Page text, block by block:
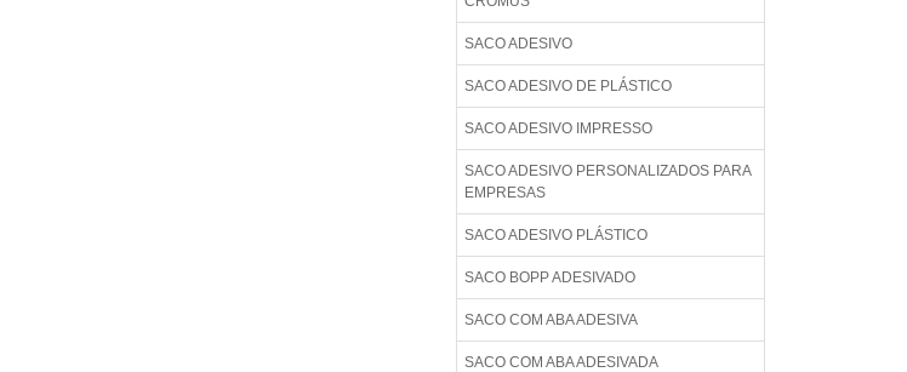
SACO ADESIVO
SACO ADESIVO DE PLÁSTICO
SACO ADESIVO IMPRESSO
SACO ADESIVO PERSONALIZADOS PARA
EMPRESAS
SACO ADESIVO PLÁSTICO
SACO BOPP ADESIVADO
SACO COM ABA ADESIVA
SACO COM ABA ADESIVADA